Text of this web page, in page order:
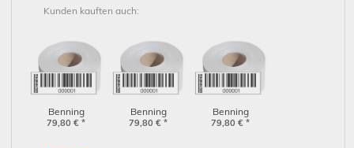
Kunden kauften auch:
Benning
Barcodeetiketten
79,80 € *
Benning
Barcodeetiketten
79,80 € *
Benning
Barcodeetiketten
79,80 € *